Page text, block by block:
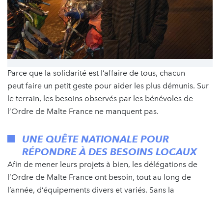
Parce que la solidarité est l’affaire de tous, chacun
peut faire un petit geste pour aider les plus démunis. Sur
le terrain, les besoins observés par les bénévoles de
l’Ordre de Malte France ne manquent pas.
UNE QUÊTE NATIONALE POUR
RÉPONDRE À DES BESOINS LOCAUX
Afin de mener leurs projets à bien, les délégations de
l’Ordre de Malte France ont besoin, tout au long de
l’année, d’équipements divers et variés. Sans la